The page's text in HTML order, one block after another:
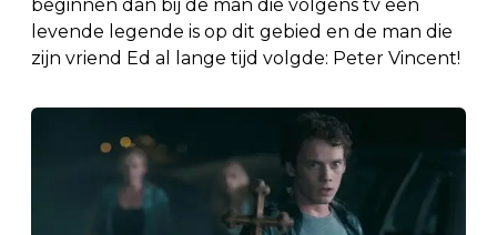
beginnen dan bij de man die volgens tv een
levende legende is op dit gebied en de man die
zijn vriend Ed al lange tijd volgde: Peter Vincent!